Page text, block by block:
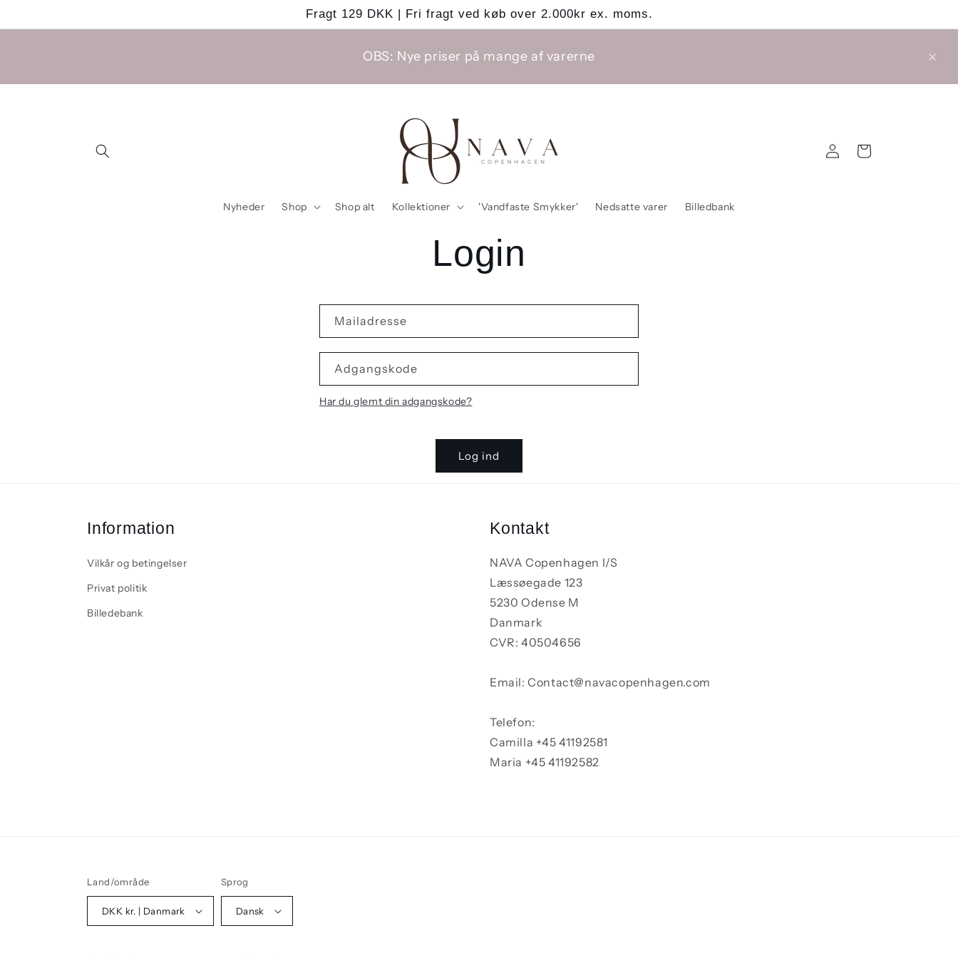
Fragt 129 DKK | Fri fragt ved køb over 2.000kr ex. moms.
OBS: Nye priser på mange af varerne
Nyheder Shop Shop alt Kollektioner 'Vandfaste Smykker' Nedsatte varer Billedbank
ind
Indkøbskurv
Login
Mailadresse
Adgangskode
Har du glemt din adgangskode?
Log ind
Information
Vilkår og betingelser
Privat politik
Billedebank
Kontakt
NAVA Copenhagen I/S
Læssøegade 123
5230 Odense M
Danmark
CVR: 40504656
Email: Contact@navacopenhagen.com
Telefon:
Camilla +45 41192581
Maria +45 41192582
Land/område
DKK kr. | Danmark
Sprog
Dansk